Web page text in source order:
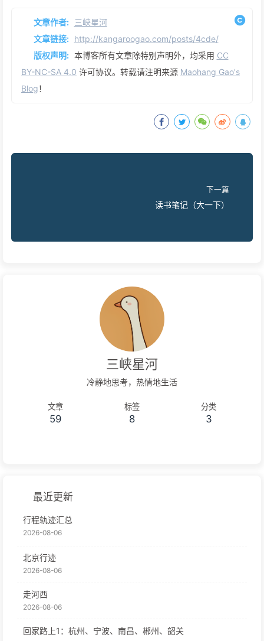
文章作者: 三峡星河
文章链接: http://kangaroogao.com/posts/4cde/
版权声明: 本博客所有文章除特别声明外，均采用 CC
BY-NC-SA 4.0 许可协议。转载请注明来源 Maohang Gao's
Blog！
下一篇
读书笔记（大一下）
三峡星河
冷静地思考，热情地生活
文章
59
标签
8
分类
3
最近更新
行程轨迹汇总
2026-08-06
北京行迹
2026-08-06
走河西
2026-08-06
回家路上1：杭州、宁波、南昌、郴州、韶关